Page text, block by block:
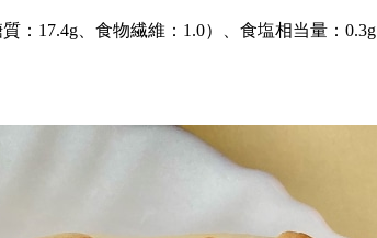
：17.4g、食物繊維：1.0）、食塩相当量：0.3g